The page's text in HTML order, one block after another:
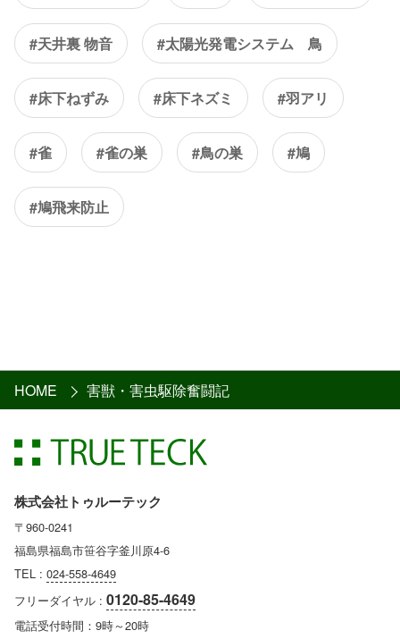
#天井裏 物音 #太陽光発電システム 鳥
#床下ねずみ #床下ネズミ #羽アリ
#雀 #雀の巣 #鳥の巣 #鳩
#鳩飛来防止
HOME 害獣・害虫駆除奮闘記
株式会社トゥルーテック
〒960-0241
福島県福島市笹谷字釜川原4-6
TEL : 024-558-4649
フリーダイヤル : 0120-85-4649
電話受付時間：9時～20時